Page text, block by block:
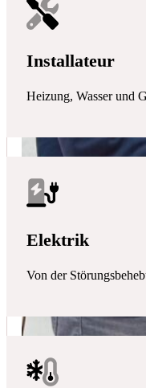
Installateur
Heizung, Wasser und
Elektrik
Von der